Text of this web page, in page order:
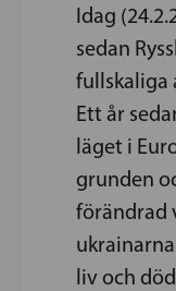
Idag
sedan
fullskaliga
Ett år
läget i
grunden
förändrad
liv och